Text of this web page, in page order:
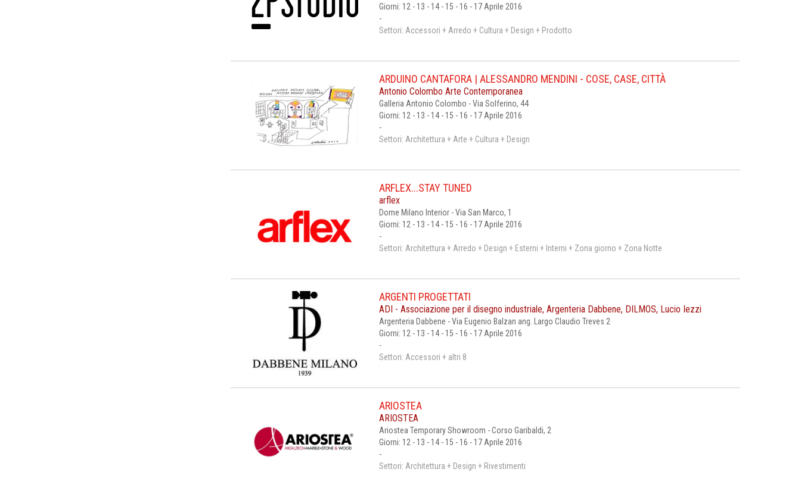
Giorni: 12 - 13 - 14 - 15 - 16 - 17 Aprile 2016
-
Settori: Accessori + Arredo + Cultura + Design + Prodotto
ARDUINO CANTAFORA | ALESSANDRO MENDINI - COSE, CASE, CITTÀ
Antonio Colombo Arte Contemporanea
Galleria Antonio Colombo - Via Solferino, 44
Giorni: 12 - 13 - 14 - 15 - 16 - 17 Aprile 2016
-
Settori: Architettura + Arte + Cultura + Design
ARFLEX...STAY TUNED
arflex
Dome Milano Interior - Via San Marco, 1
Giorni: 12 - 13 - 14 - 15 - 16 - 17 Aprile 2016
-
Settori: Architettura + Arredo + Design + Esterni + Interni + Zona giorno + Zona Notte
ARGENTI PROGETTATI
ADI - Associazione per il disegno industriale, Argenteria Dabbene, DILMOS, Lucio Iezzi
Argenteria Dabbene - Via Eugenio Balzan ang. Largo Claudio Treves 2
Giorni: 12 - 13 - 14 - 15 - 16 - 17 Aprile 2016
-
Settori: Accessori + altri 8
ARIOSTEA
ARIOSTEA
Ariostea Temporary Showroom - Corso Garibaldi, 2
Giorni: 12 - 13 - 14 - 15 - 16 - 17 Aprile 2016
-
Settori: Architettura + Design + Rivestimenti